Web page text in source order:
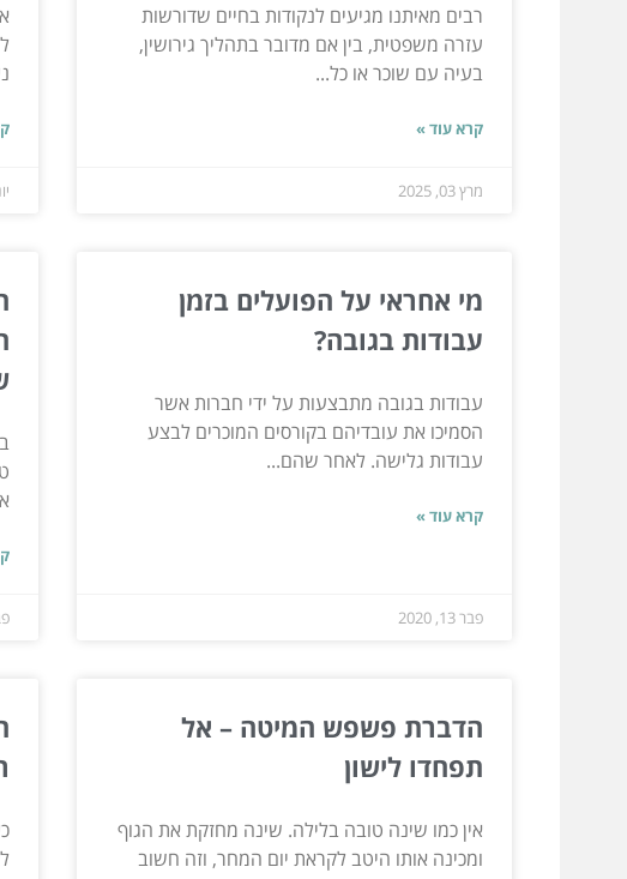
רבים מאיתנו מגיעים לנקודות בחיים שדורשות
עזרה משפטית, בין אם מדובר בתהליך גירושין,
בעיה עם שוכר או כל...
קרא עוד »
מרץ 03, 2025 יונ
מי אחראי על הפועלים בזמן
עבודות בגובה?
עבודות בגובה מתבצעות על ידי חברות אשר
הסמיכו את עובדיהם בקורסים המוכרים לבצע
עבודות גלישה. לאחר שהם...
קרא עוד »
פבר 13, 2020
הדברת פשפש המיטה – אל
תפחדו לישון
אין כמו שינה טובה בלילה. שינה מחזקת את הגוף
ומכינה אותו היטב לקראת יום המחר, וזה חשוב